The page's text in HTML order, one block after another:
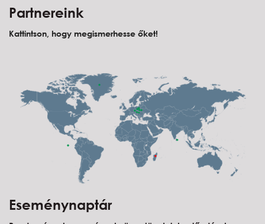
Partnereink
Kattintson, hogy megismerhesse őket!
Eseménynaptár